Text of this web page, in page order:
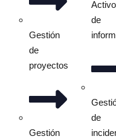
Gestión
de
proyectos
Gestión
de
de